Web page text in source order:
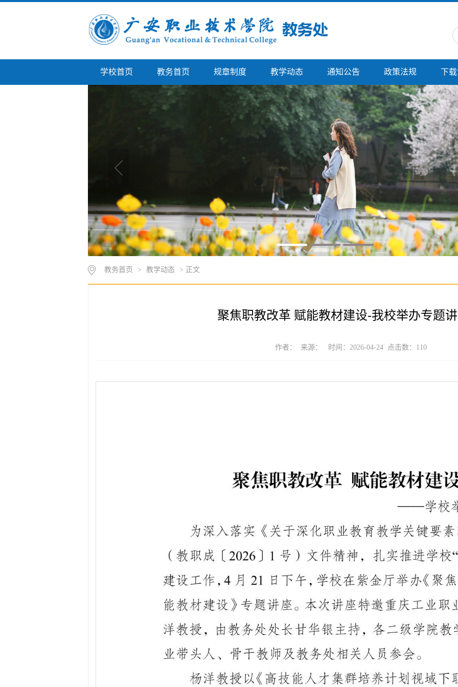
学校首页 教务首页 规章制度 教学动态 通知公告 政策法规 下
教务首页 > 教学动态 > 正文
聚焦职教改革 赋能教材建设-我校举办专题
作者： 来源： 时间：2026-04-24 点击数： 110